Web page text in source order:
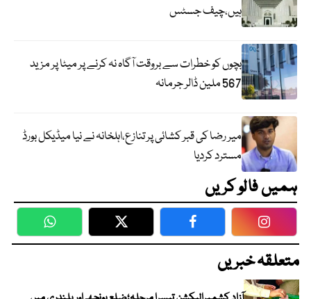
ہیں،چیف جسٹس
بچوں کو خطرات سے بروقت آگاہ نہ کرنے پر میٹا پر مزید
567 ملین ڈالر جرمانہ
میر رضا کی قبر کشائی پر تنازع،اہلخانہ نے نیا میڈیکل بورڈ
مسترد کردیا
ہمیں فالو کریں
WhatsApp Twitter Facebook
متعلقہ خبریں